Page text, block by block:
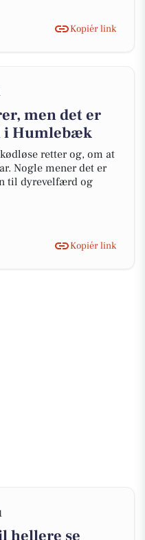
Kopiér link
men det er
i Humlebæk
retter og, om at
Nogle mener det er
til dyrevelfærd og
Kopiér link
hellere se